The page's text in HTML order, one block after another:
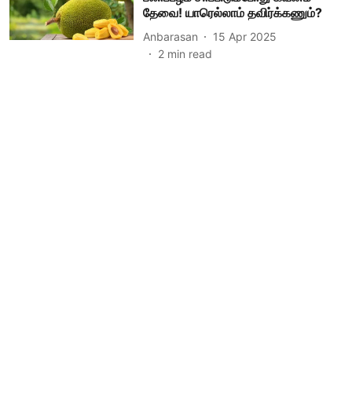
தேவை! யாரெல்லாம் தவிர்க்கணும்?
Anbarasan
15 Apr 2025
2 min read